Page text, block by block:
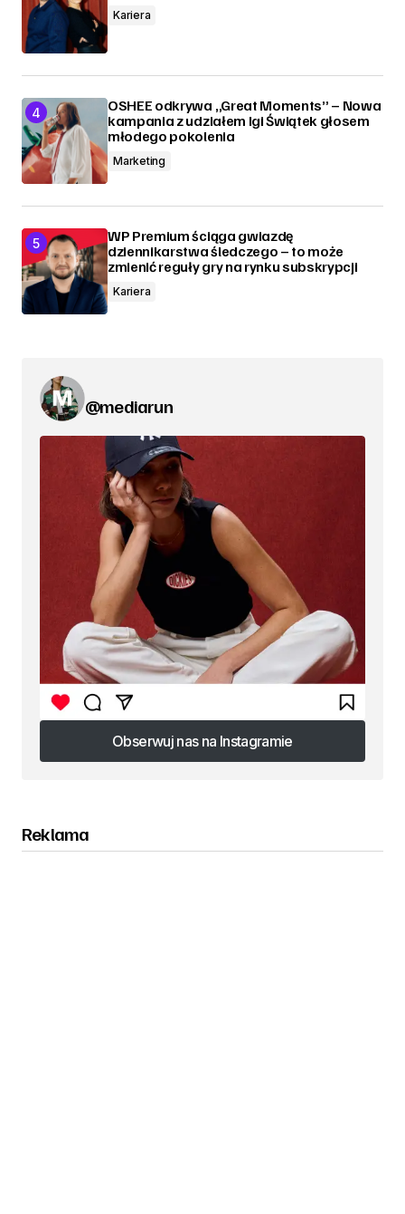
Kariera
OSHEE odkrywa „Great Moments” – Nowa
kampania z udziałem Igi Świątek głosem
młodego pokolenia
Marketing
WP Premium ściąga gwiazdę
dziennikarstwa śledczego – to może
zmienić reguły gry na rynku subskrypcji
Kariera
@mediarun
Obserwuj nas na Instagramie
Obserwuj nas na Instagramie
Reklama